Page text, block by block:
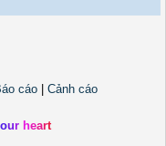
cáo
Cảnh cáo
our heart